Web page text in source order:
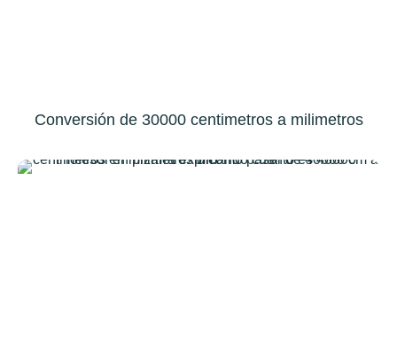
Conversión de 30000 centimetros a milimetros